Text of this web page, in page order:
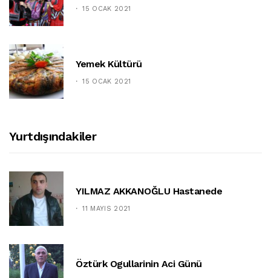
15 OCAK 2021
Yemek Kültürü
15 OCAK 2021
Yurtdışındakiler
YILMAZ AKKANOĞLU Hastanede
11 MAYIS 2021
Öztürk Ogullarinin Aci Günü